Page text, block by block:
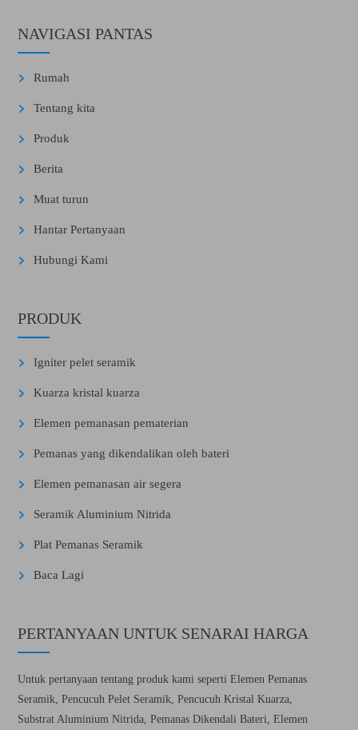
NAVIGASI PANTAS
Rumah
Tentang kita
Produk
Berita
Muat turun
Hantar Pertanyaan
Hubungi Kami
PRODUK
Igniter pelet seramik
Kuarza kristal kuarza
Elemen pemanasan pematerian
Pemanas yang dikendalikan oleh bateri
Elemen pemanasan air segera
Seramik Aluminium Nitrida
Plat Pemanas Seramik
Baca Lagi
PERTANYAAN UNTUK SENARAI HARGA
Untuk pertanyaan tentang produk kami seperti Elemen Pemanas
Seramik, Pencucuh Pelet Seramik, Pencucuh Kristal Kuarza,
Substrat Aluminium Nitrida, Pemanas Dikendali Bateri, Elemen